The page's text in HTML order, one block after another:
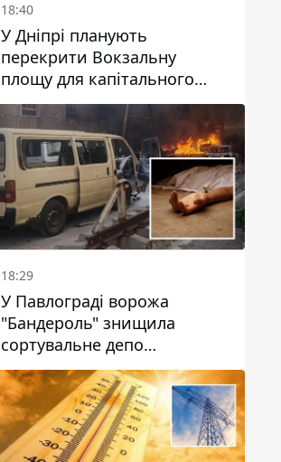
18:40
У Дніпрі планують
перекрити Вокзальну
площу для капітального
ремонту будинку, в який
влучила ворожа ракета: які
терміни
18:29
У Павлограді ворожа
"Бандероль" знищила
сортувальне депо
"Укрпошти" та вбила двох
працівниць